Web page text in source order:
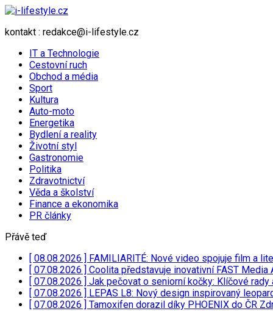
kontakt : redakce@i-lifestyle.cz
IT a Technologie
Cestovní ruch
Obchod a média
Sport
Kultura
Auto-moto
Energetika
Bydlení a reality
Životní styl
Gastronomie
Politika
Zdravotnictví
Věda a školství
Finance a ekonomika
PR články
Přávě teď
[ 08.08.2026 ] FAMILIARITÉ: Nové video spojuje film a
[ 07.08.2026 ] Coolita představuje inovativní FAST Media
[ 07.08.2026 ] Jak pečovat o seniorní kočky: Klíčové
[ 07.08.2026 ] LEPAS L8: Nový design inspirovaný
[ 07.08.2026 ] Tamoxifen dorazil díky PHOENIX do ČR